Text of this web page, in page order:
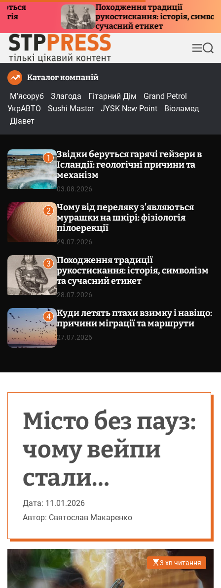
Походження традиції
рукостискання: історія, символізм та
сучасний етикет
М
е
П
о
Каталог компаній
М’ясоруб
Злагода Гітарний Дім
Grand Petrol
УкрАВТО
Sushi Master JYSK New Point
Віоламед
Діавет
1
Звідки беруться гарячі гейзери в
Ісландії: геологічні причини та
механізм
03.08.2026
2
Чому від переляку з’являються
мурашки на шкірі: фізіологія
пілоерекції
29.07.2026
3
Походження традиції
рукостискання: історія, символізм
та сучасний етикет
28.07.2026
4
Куди летять птахи взимку і навіщо:
причини міграції та маршрути
27.07.2026
Місто без пауз:
чому вейпи
стали
ідеальним
супутником
життя на
Дата: 11.01.2026
Автор: Святослав Макаренко
О
р
є
3 хв читання